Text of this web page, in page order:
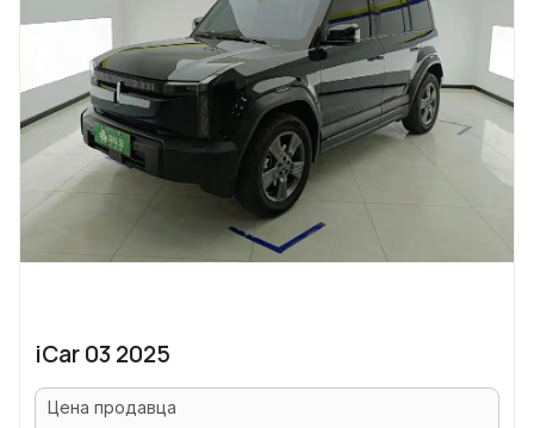
iCar 03 2025
Цена продавца